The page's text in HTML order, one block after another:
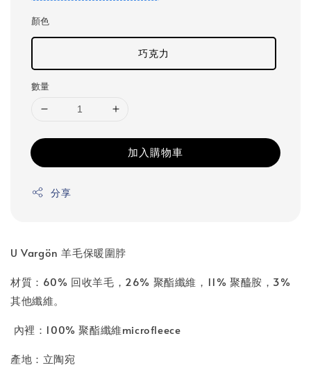
顏色
巧克力
數量
加入購物車
分享
U Vargön 羊毛保暖圍脖
材質：60% 回收羊毛，26% 聚酯纖維，11% 聚醯胺，3%
其他纖維。
內裡：100% 聚酯纖維microfleece
產地：立陶宛